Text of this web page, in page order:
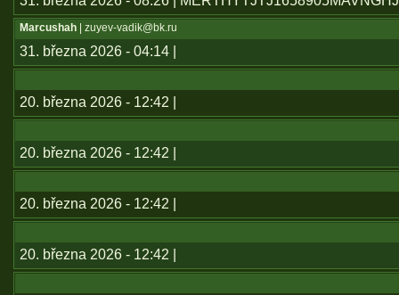
Marcushah | zuyev-vadik@bk.ru
31. března 2026 - 04:14 |
20. března 2026 - 12:42 |
20. března 2026 - 12:42 |
20. března 2026 - 12:42 |
20. března 2026 - 12:42 |